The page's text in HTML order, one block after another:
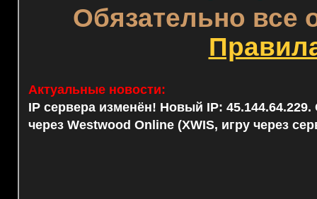
Обязательно все
Актуальные новости:
IP сервера изменён! Новый IP: 45.144.64.229.
через Westwood Online (XWIS, игру через